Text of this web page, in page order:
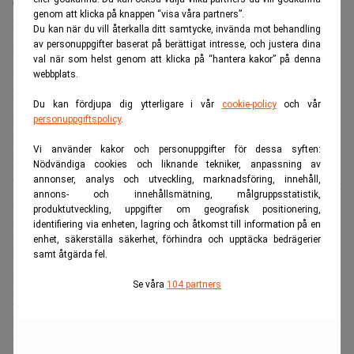
genom att klicka på knappen “visa våra partners”.
Du kan när du vill återkalla ditt samtycke, invända mot behandling
av personuppgifter baserat på berättigat intresse, och justera dina
val när som helst genom att klicka på “hantera kakor” på denna
webbplats.
Du kan fördjupa dig ytterligare i vår cookie-policyoch vår
personuppgiftspolicy.
Vi använder kakor och personuppgifter för dessa syften:
Nödvändiga cookies och liknande tekniker, anpassning av
annonser, analys och utveckling, marknadsföring, innehåll,
annons- och innehållsmätning, målgruppsstatistik,
produktutveckling, uppgifter om geografisk positionering,
identifiering via enheten, lagring och åtkomst till information på en
enhet, säkerställa säkerhet, förhindra och upptäcka bedrägerier
samt åtgärda fel.
Se våra 104 partners
Eftersom fadern var börsmäklare var det naturligt att
aktiemarknaden fanns nära. Buffet minns att han gjorde
sin första investering redan som elvaåring.
De tidiga erfarenheterna och små besluten växte så
småningom till ett imperium värt 147 miljarder dollar.
När han summerar sin bana återkommer Buffett till att han
haft en ovanligt stor tur.
”Av åtta miljarder människor kan jag vara en av de tio mest
tursamma”, säger han tillCNBC
Resonemanget knyter an till det han kallar ”ovarian
lottery”, tanken att födselns omständigheter ofta avgör
mer än hårt arbete.
Läs också:
Realtid
Ett löfte att ge bort 99 procent